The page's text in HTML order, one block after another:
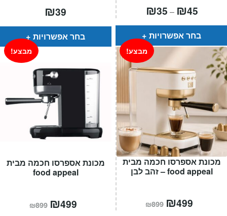
₪39
בחר אפשרויות
₪35 – ₪45טווח
מחירים:
⁦₪35⁩
עד
בחר אפשרויות
מכונת אספרסו חכמה מבית
food appeal
מבצע!
₪899 המחיר
המקורי
₪499
מכונת אספרסו חכמה מבית
food appeal – זהב לבן
מבצע!
₪899 המחיר
המקורי
₪499